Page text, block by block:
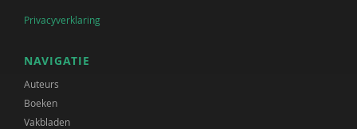
Privacyverklaring
NAVIGATIE
Auteurs
Boeken
Vakbladen